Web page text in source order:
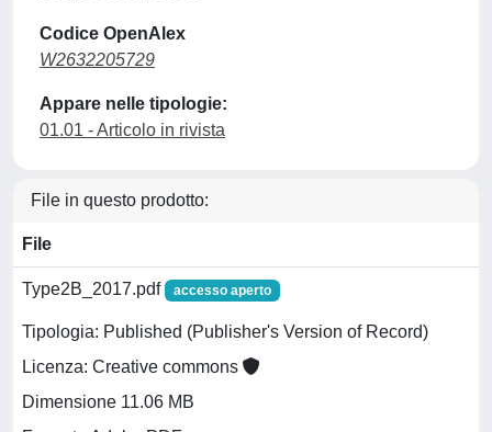
Codice OpenAlex
W2632205729
Appare nelle tipologie:
01.01 - Articolo in rivista
File in questo prodotto:
File
Type2B_2017.pdf accesso aperto
Tipologia: Published (Publisher's Version of Record)
Licenza: Creative commons
Dimensione 11.06 MB